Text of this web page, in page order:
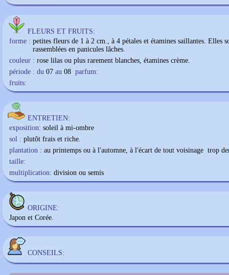
FLEURS ET FRUITS:
forme : petites fleurs de 1 à 2 cm., à 4 pétales et étamines saillantes. Elles
rassemblées en panicules lâches.
couleur : rose lilas ou plus rarement blanches, étamines crème.
période : du 07 au 08 parfum:
fruits:
ENTRETIEN:
exposition: soleil à mi-ombre
sol : plutôt frais et riche.
plantation : au printemps ou à l'automne, à l'écart de tout voisinage trop
taille:
multiplication: division ou semis
ORIGINE:
Japon et Corée.
CONSEILS: